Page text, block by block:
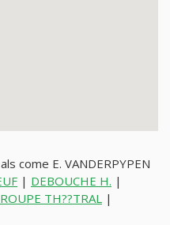
come E. VANDERPYPEN
| DEBOUCHE H. |
TH??TRAL |